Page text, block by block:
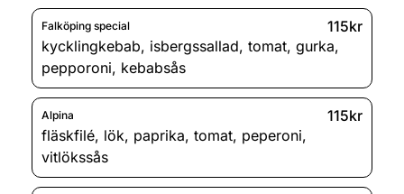
Falköping special
115kr
kycklingkebab, isbergssallad, tomat, gurka,
pepporoni, kebabsås
Alpina
115kr
fläskfilé, lök, paprika, tomat, peperoni,
vitlökssås